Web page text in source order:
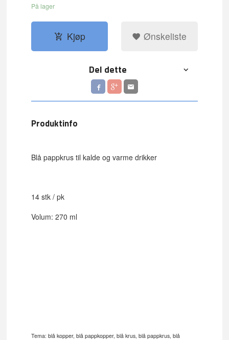
På lager
Kjøp Ønskeliste
Del dette
Produktinfo
Blå pappkrus til kalde og varme drikker
14 stk / pk
Volum: 270 ml
Tema: blå kopper, blå pappkopper, blå krus, blå pappkrus, blå